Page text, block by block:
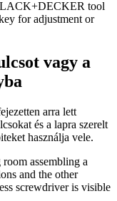
vagy a
arra lett
és a lapra szerelt
használja vele.